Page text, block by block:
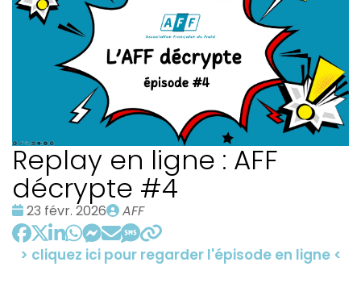
Replay en ligne : AFF
décrypte #4
Date
:
23 févr. 2026
Publié
par
AFF
> cliquez ici pour regarder l'épisode en ligne <